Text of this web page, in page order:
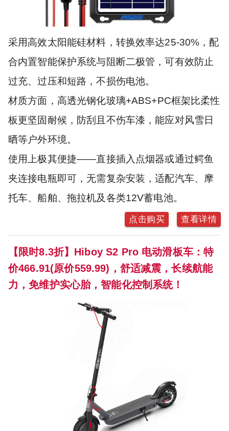
采用高效太阳能硅材料，转换效率达25-30%，配
合内置智能保护系统与阻断二极管，可有效防止
过充、过压和短路，不损伤电池。
材质方面，高透光钢化玻璃+ABS+PC框架比柔性
板更坚固耐候，防刮且不伤车漆，能应对风雪日
晒等户外环境。
使用上极其便捷——直接插入点烟器或通过鳄鱼
夹连接电瓶即可，无需复杂安装，适配汽车、摩
托车、船舶、拖拉机及各类12V蓄电池。
点击购买 查看详情
【限时8.3折】Hiboy S2 Pro 电动滑板车：特
价466.91(原价559.99)，舒适减震，长续航能
力，免维护实心胎，智能化控制系统！